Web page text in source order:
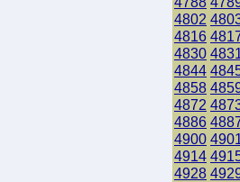
4802
4816
4830
4844
4858
4872
4886
4900
4914
4928